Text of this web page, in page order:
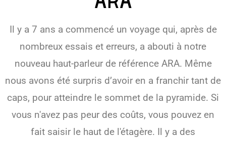
Il y a 7 ans a commencé un voyage qui, après de
nombreux essais et erreurs, a abouti à notre
nouveau haut-parleur de référence ARA. Même
nous avons été surpris d’avoir en a franchir tant de
caps, pour atteindre le sommet de la pyramide. Si
vous n'avez pas peur des coûts, vous pouvez en
fait saisir le haut de l'étagère. Il y a des